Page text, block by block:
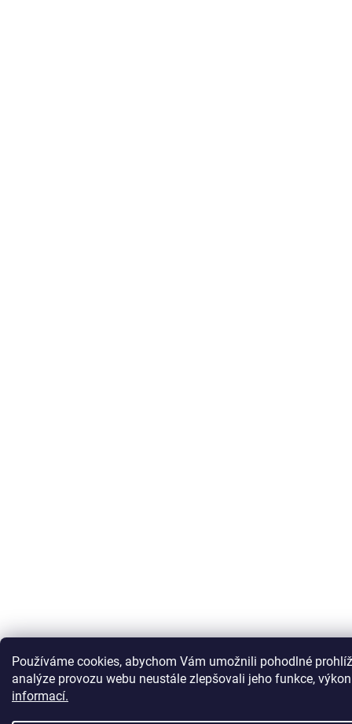
Používáme cookies, abychom Vám umožnili pohodlné
analýze provozu webu neustále zlepšovali jeho funkce,
informací.